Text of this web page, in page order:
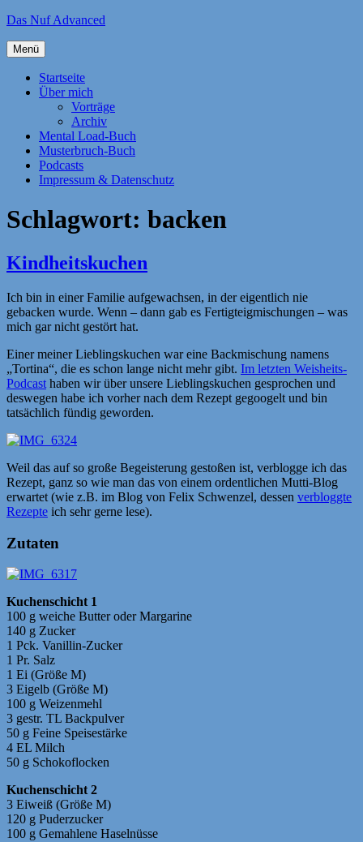
Zum
springen
Das Nuf Advanced
Menü
Startseite
Über mich
Vorträge
Archiv
Mental Load-Buch
Musterbruch-Buch
Podcasts
Impressum & Datenschutz
Schlagwort: backen
Kindheitskuchen
Ich bin in einer Familie aufgewachsen, in der eigentlich nie
gebacken wurde. Wenn – dann gab es Fertigteigmischungen – was
mich gar nicht gestört hat.
Einer meiner Lieblingskuchen war eine Backmischung namens
„Tortina“, die es schon lange nicht mehr gibt. Im letzten Weisheits-
Podcast haben wir über unsere Lieblingskuchen gesprochen und
deswegen habe ich vorher nach dem Rezept gegoogelt und bin
tatsächlich fündig geworden.
Weil das auf so große Begeisterung gestoßen ist, verblogge ich das
Rezept, ganz so wie man das von einem ordentlichen Mutti-Blog
erwartet (wie z.B. im Blog von Felix Schwenzel, dessen verbloggte
Rezepte ich sehr gerne lese).
Zutaten
Kuchenschicht 1
100 g weiche Butter oder Margarine
140 g Zucker
1 Pck. Vanillin-Zucker
1 Pr. Salz
1 Ei (Größe M)
3 Eigelb (Größe M)
100 g Weizenmehl
3 gestr. TL Backpulver
50 g Feine Speisestärke
4 EL Milch
50 g Schokoflocken
Kuchenschicht 2
3 Eiweiß (Größe M)
120 g Puderzucker
100 g Gemahlene Haselnüsse